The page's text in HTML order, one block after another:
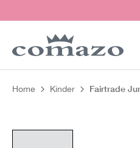
Zur
Home Kinder Fairtrade